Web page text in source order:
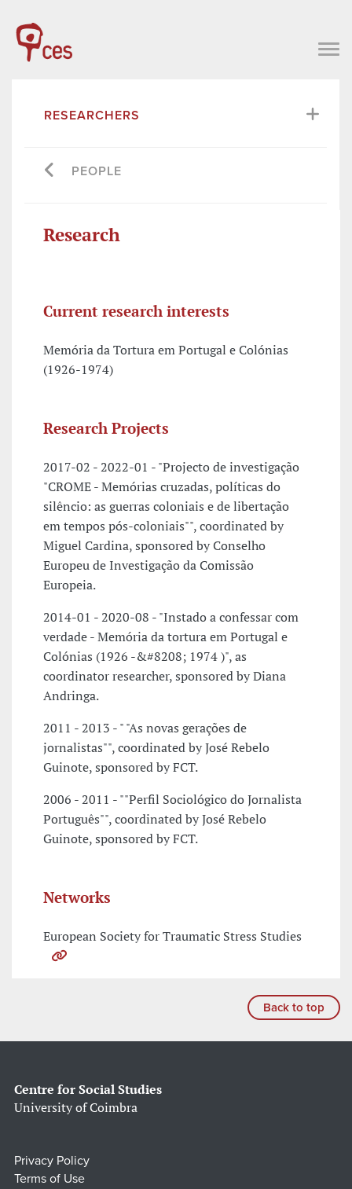
RESEARCHERS
PEOPLE
Research
Current research interests
Memória da Tortura em Portugal e Colónias
(1926-1974)
Research Projects
2017-02 - 2022-01 - "Projecto de investigação
"CROME - Memórias cruzadas, políticas do
silêncio: as guerras coloniais e de libertação
em tempos pós-coloniais"", coordinated by
Miguel Cardina, sponsored by Conselho
Europeu de Investigação da Comissão
Europeia.
2014-01 - 2020-08 - "Instado a confessar com
verdade - Memória da tortura em Portugal e
Colónias (1926 -­&#8208; 1974 )", as
coordinator researcher, sponsored by Diana
Andringa.
2011 - 2013 - " "As novas gerações de
jornalistas"", coordinated by José Rebelo
Guinote, sponsored by FCT.
2006 - 2011 - ""Perfil Sociológico do Jornalista
Português"", coordinated by José Rebelo
Guinote, sponsored by FCT.
Networks
European Society for Traumatic Stress Studies
Back to top
Centre for Social Studies
University of Coimbra
Privacy Policy
Terms of Use